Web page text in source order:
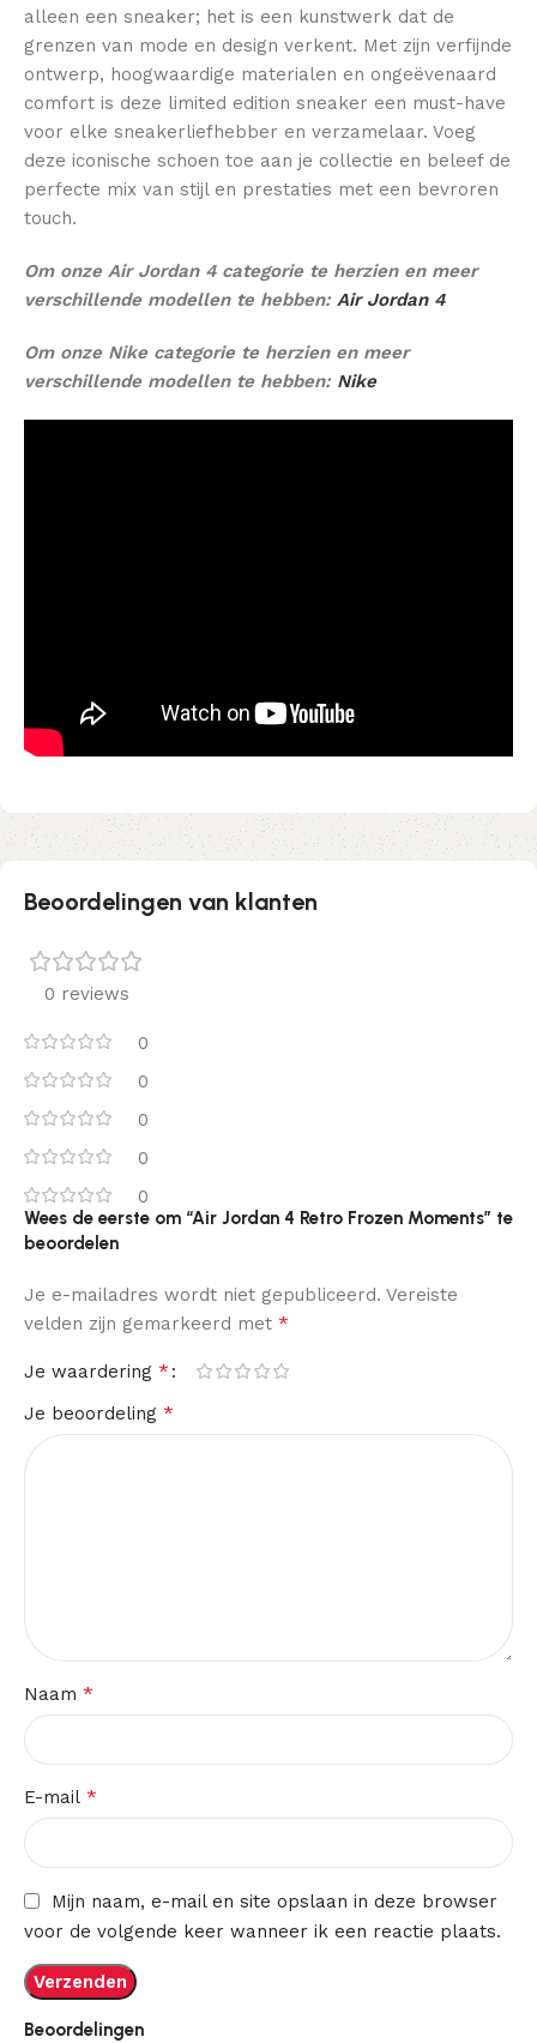
alleen een sneaker; het is een kunstwerk dat de
grenzen van mode en design verkent. Met zijn verfijnde
ontwerp, hoogwaardige materialen en ongeëvenaard
comfort is deze limited edition sneaker een must-have
voor elke sneakerliefhebber en verzamelaar. Voeg
deze iconische schoen toe aan je collectie en beleef de
perfecte mix van stijl en prestaties met een bevroren
touch.
Om onze Air Jordan 4 categorie te herzien en meer
verschillende modellen te hebben: Air Jordan 4
Om onze Nike categorie te herzien en meer
verschillende modellen te hebben: Nike
Beoordelingen van klanten
0 reviews
0
0
0
0
0
Beoordelingen
Wees de eerste om “Air Jordan 4 Retro Frozen Moments” te
beoordelen
Je e-mailadres wordt niet gepubliceerd. Vereiste
velden zijn gemarkeerd met *
Je waardering *
Je beoordeling *
Naam *
E-mail *
Mijn naam, e-mail en site opslaan in deze browser
voor de volgende keer wanneer ik een reactie plaats.